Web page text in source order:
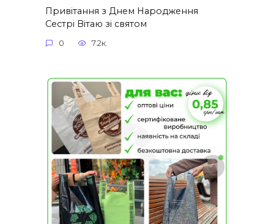
Привітання з Днем Народження
Сестрі Вітаю зі святом
0 7.2к.